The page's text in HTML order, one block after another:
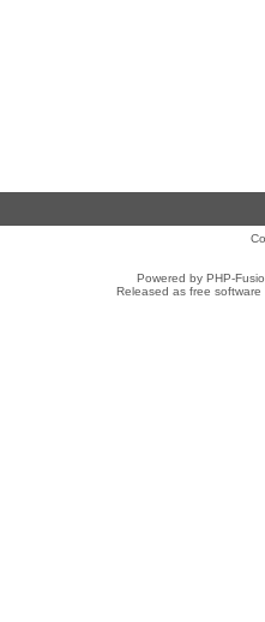
Powered by PHP-
Released as free